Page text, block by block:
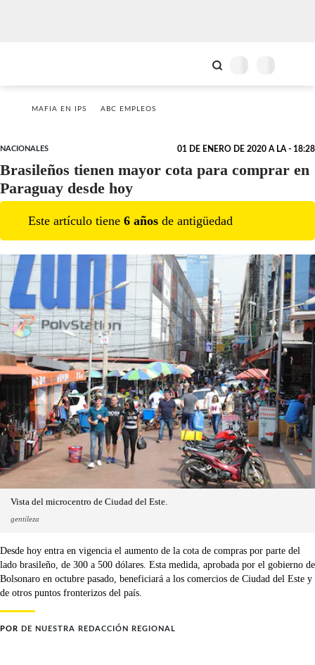
MAFIA EN IPS ABC EMPLEOS
NACIONALES 01 DE ENERO DE 2020 A LA - 18:28
Brasileños tienen mayor cota para comprar en
Paraguay desde hoy
Este artículo tiene 6 años de antigüedad
Vista del microcentro de Ciudad del Este.
gentileza
Desde hoy entra en vigencia el aumento de la cota de compras por parte del
lado brasileño, de 300 a 500 dólares. Esta medida, aprobada por el gobierno de
Bolsonaro en octubre pasado, beneficiará a los comercios de Ciudad del Este y
de otros puntos fronterizos del país.
POR DE NUESTRA REDACCIÓN REGIONAL